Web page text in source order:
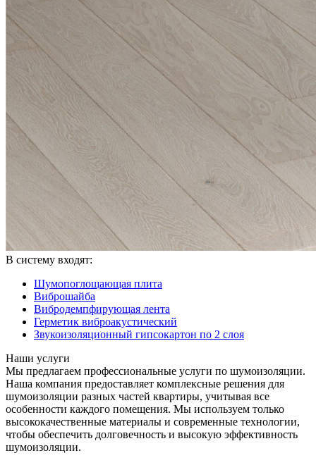
В систему входят:
Шумопоглощающая плита
Виброшайба
Вибродемпфирующая лента
Герметик виброакустический
Звукоизоляционный гипсокартон по 2 слоя
Наши услуги
Мы предлагаем профессиональные услуги по шумоизоляции.
Наша компания предоставляет комплексные решения для
шумоизоляции разных частей квартиры, учитывая все
особенности каждого помещения. Мы используем только
высококачественные материалы и современные технологии,
чтобы обеспечить долговечность и высокую эффективность
шумоизоляции.